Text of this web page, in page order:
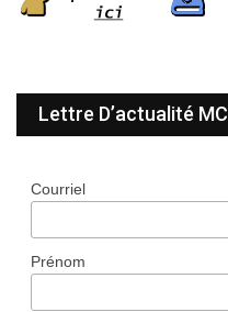
Lettre D’actualité MC
Courriel
Prénom